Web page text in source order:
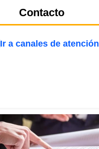
Contacto
Ir a canales de atención